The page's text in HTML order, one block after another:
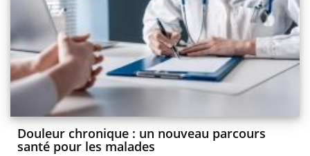
Douleur chronique : un nouveau parcours
santé pour les malades